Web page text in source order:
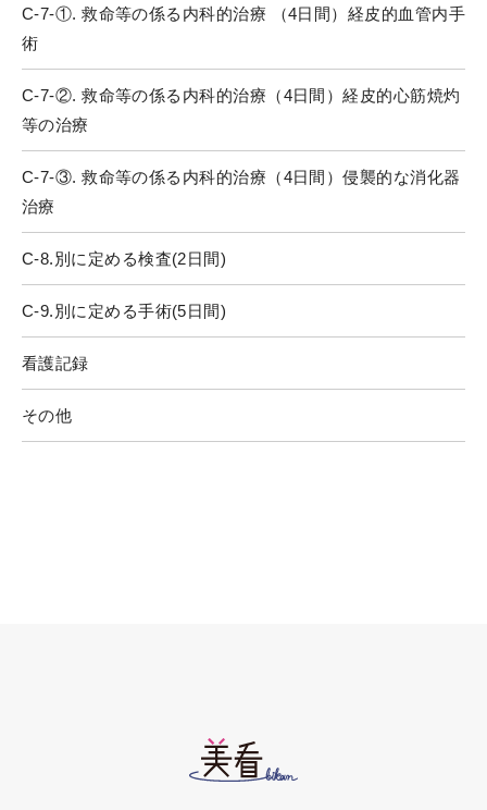
C-7-①. 救命等の係る内科的治療 （4日間）経皮的血管内手
術
C-7-②. 救命等の係る内科的治療（4日間）経皮的心筋焼灼
等の治療
C-7-③. 救命等の係る内科的治療（4日間）侵襲的な消化器
治療
C-8.別に定める検査(2日間)
C-9.別に定める手術(5日間)
看護記録
その他